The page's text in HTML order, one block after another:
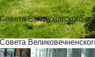
Бжедуховского